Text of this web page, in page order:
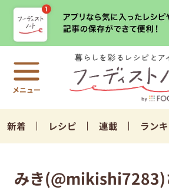
新着 レシピ 連載 ラン
みき(@mikishi7283)